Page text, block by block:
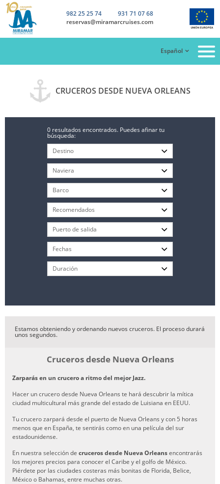
982 25 25 74
931 71 07 68
reservas@miramarcruises.com
Español
CRUCEROS DESDE NUEVA ORLEANS
0 resultados encontrados. Puedes afinar tu
búsqueda:
Estamos obteniendo y ordenando nuevos cruceros. El proceso durará
unos segundos.
Cruceros desde Nueva Orleans
Zarparás en un crucero a ritmo del mejor Jazz.
Hacer un crucero desde Nueva Orleans te hará descubrir la mítica
ciudad multicultural más grande del estado de Luisiana en EEUU.
Tu crucero zarpará desde el puerto de Nueva Orleans y con 5 horas
menos que en España, te sentirás como en una película del sur
estadounidense.
En nuestra selección de cruceros desde Nueva Orleansencontrarás
los mejores precios para conocer el Caribe y el golfo de México.
Piérdete por las ciudades costeras más bonitas de Florida, Belice,
México o Bahamas, entre muchas otras.